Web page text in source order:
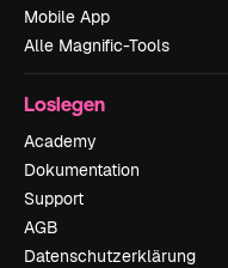
Mobile App
Alle Magnific-Tools
Loslegen
Academy
Dokumentation
Support
AGB
Datenschutzerklärung